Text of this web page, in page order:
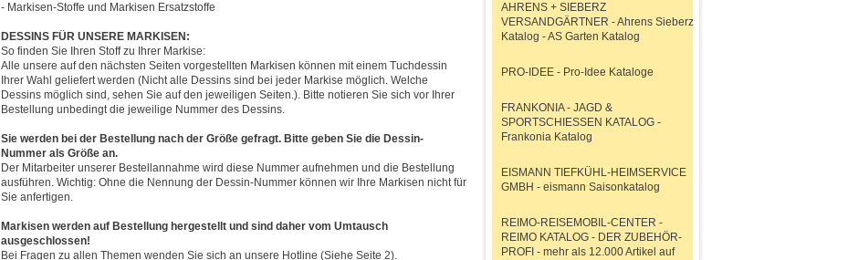
- Markisen-Stoffe und Markisen Ersatzstoffe
DESSINS FÜR UNSERE MARKISEN:
So finden Sie Ihren Stoff zu Ihrer Markise:
Alle unsere auf den nächsten Seiten vorgestellten Markisen können mit einem Tuchdessin
Ihrer Wahl geliefert werden (Nicht alle Dessins sind bei jeder Markise möglich. Welche
Dessins möglich sind, sehen Sie auf den jeweiligen Seiten.). Bitte notieren Sie sich vor Ihrer
Bestellung unbedingt die jeweilige Nummer des Dessins.
Sie werden bei der Bestellung nach der Größe gefragt. Bitte geben Sie die Dessin-
Nummer als Größe an.
Der Mitarbeiter unserer Bestellannahme wird diese Nummer aufnehmen und die Bestellung
ausführen. Wichtig: Ohne die Nennung der Dessin-Nummer können wir Ihre Markisen nicht für
Sie anfertigen.
Markisen werden auf Bestellung hergestellt und sind daher vom Umtausch
ausgeschlossen!
Bei Fragen zu allen Themen wenden Sie sich an unsere Hotline (Siehe Seite 2).
AHRENS + SIEBERZ
VERSANDGÄRTNER - Ahrens Sieberz
Katalog - AS Garten Katalog
PRO-IDEE - Pro-Idee Kataloge
FRANKONIA - JAGD &
SPORTSCHIESSEN KATALOG -
Frankonia Katalog
EISMANN TIEFKÜHL-HEIMSERVICE
GMBH - eismann Saisonkatalog
REIMO-REISEMOBIL-CENTER -
REIMO KATALOG - DER ZUBEHÖR-
PROFI - mehr als 12.000 Artikel auf